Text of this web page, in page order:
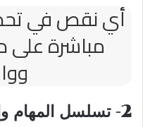
أي نقص في
مباشرة على
2- تسلسل المهام والاعتماديات